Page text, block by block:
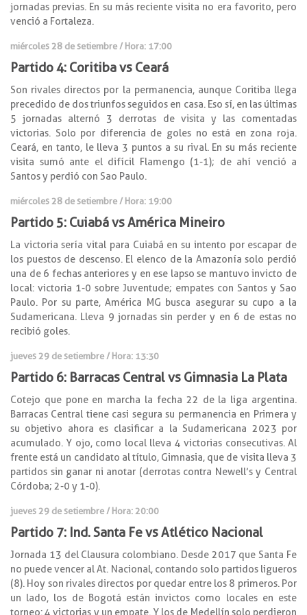
jornadas previas. En su más reciente visita no era favorito, pero
venció a Fortaleza.
miércoles 28 de setiembre / Hora: 17:00
Partido 4: Coritiba vs Ceará
Son rivales directos por la permanencia, aunque Coritiba llega
precedido de dos triunfos seguidos en casa. Eso sí, en las últimas
5 jornadas alternó 3 derrotas de visita y las comentadas
victorias. Solo por diferencia de goles no está en zona roja.
Ceará, en tanto, le lleva 3 puntos a su rival. En su más reciente
visita sumó ante el difícil Flamengo (1-1); de ahí venció a
Santos y perdió con Sao Paulo.
miércoles 28 de setiembre / Hora: 19:00
Partido 5: Cuiabá vs América Mineiro
La victoria sería vital para Cuiabá en su intento por escapar de
los puestos de descenso. El elenco de la Amazonía solo perdió
una de 6 fechas anteriores y en ese lapso se mantuvo invicto de
local: victoria 1-0 sobre Juventude; empates con Santos y Sao
Paulo. Por su parte, América MG busca asegurar su cupo a la
Sudamericana. Lleva 9 jornadas sin perder y en 6 de estas no
recibió goles.
jueves 29 de setiembre / Hora: 13:30
Partido 6: Barracas Central vs Gimnasia La Plata
Cotejo que pone en marcha la fecha 22 de la liga argentina.
Barracas Central tiene casi segura su permanencia en Primera y
su objetivo ahora es clasificar a la Sudamericana 2023 por
acumulado. Y ojo, como local lleva 4 victorias consecutivas. Al
frente está un candidato al título, Gimnasia, que de visita lleva 3
partidos sin ganar ni anotar (derrotas contra Newell’s y Central
Córdoba; 2-0 y 1-0).
jueves 29 de setiembre / Hora: 20:00
Partido 7: Ind. Santa Fe vs Atlético Nacional
Jornada 13 del Clausura colombiano. Desde 2017 que Santa Fe
no puede vencer al At. Nacional, contando solo partidos ligueros
(8). Hoy son rivales directos por quedar entre los 8 primeros. Por
un lado, los de Bogotá están invictos como locales en este
torneo: 4 victorias y un empate. Y los de Medellín solo perdieron